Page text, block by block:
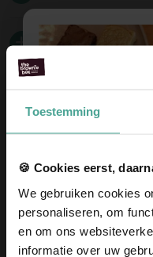
Toestemming
🍪 Cookies eerst,
We gebruiken cookies
personaliseren, om
en om ons
informatie over uw
Offerte